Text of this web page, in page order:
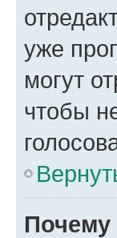
уже
могут
чтобы